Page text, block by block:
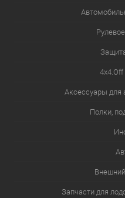
Аксессуары для
Полки,
Запчасти для